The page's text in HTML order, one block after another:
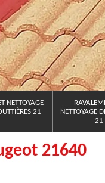
NETTOYAGE
21
NETTOYAGE
21
21640